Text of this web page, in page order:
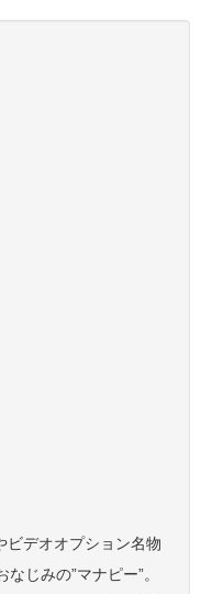
ビデオオプション名物
じみの”マナピー”。